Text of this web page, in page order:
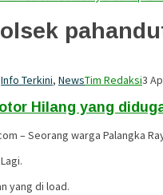
Info Terkini, NewsTim Redaksi3
Hilang yang
– Seorang warga Palangka
yang di load.